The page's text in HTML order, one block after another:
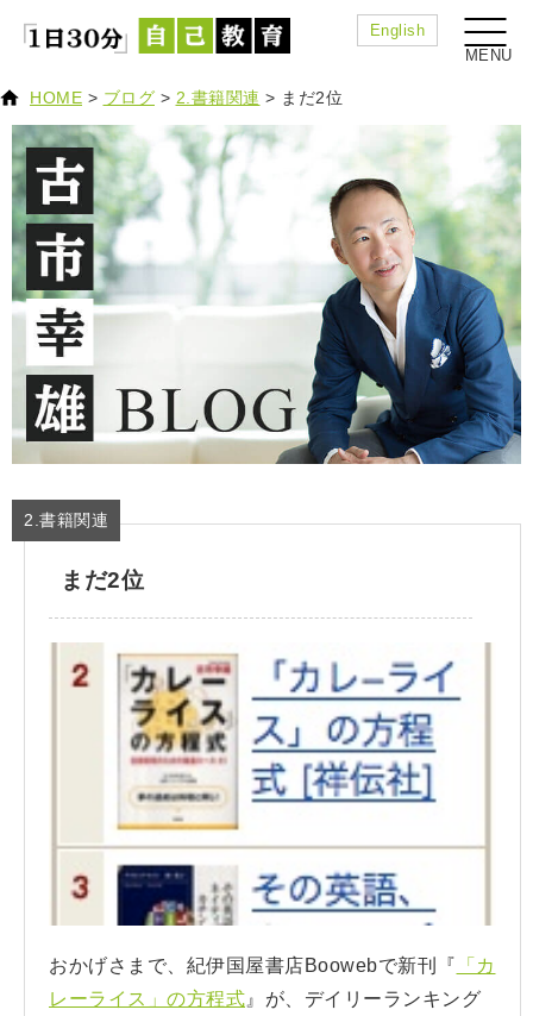
English
HOME > ブログ > 2.書籍関連 > まだ2位
2.書籍関連
まだ2位
おかげさまで、紀伊国屋書店Boowebで新刊『 「カ
レーライス」の方程式 』が、デイリーランキング